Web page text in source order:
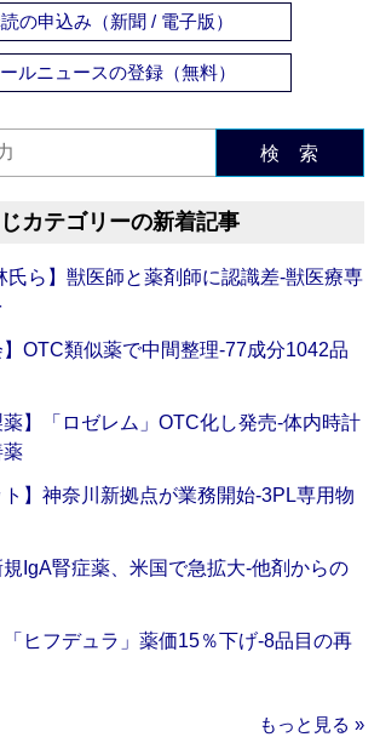
の申込み（新聞 / 電子版）
ールニュースの登録（無料）
検 索
カテゴリーの新着記事
氏ら】獣医師と薬剤師に認識差‐獣医療専
】OTC類似薬で中間整理‐77成分1042品
薬】「ロゼレム」OTC化し発売‐体内時計
薬
ト】神奈川新拠点が業務開始‐3PL専用物
規IgA腎症薬、米国で急拡大‐他剤からの
「ヒフデュラ」薬価15％下げ‐8品目の再
もっと見る »